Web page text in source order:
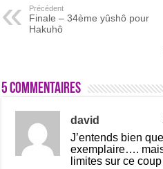
Précédent
Finale – 34ème yûshô pour
Hakuhô
5 commentaires
david
J’entends bien
exemplaire….
limites sur ce